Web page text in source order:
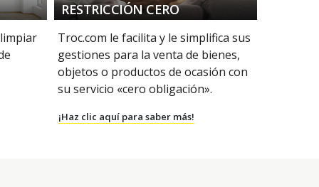
RESTRICCIÓN CERO
Troc.com le facilita y le simplifica sus
gestiones para la venta de bienes,
objetos o productos de ocasión con
su servicio «cero obligación».
¡Haz clic aquí para saber más!